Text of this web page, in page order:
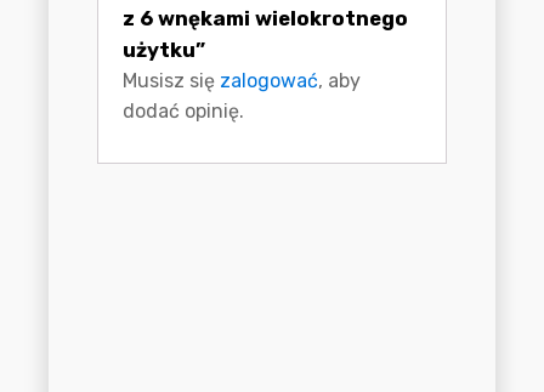
z 6 wnękami wielokrotnego
użytku”
Musisz się zalogować, aby
dodać opinię.